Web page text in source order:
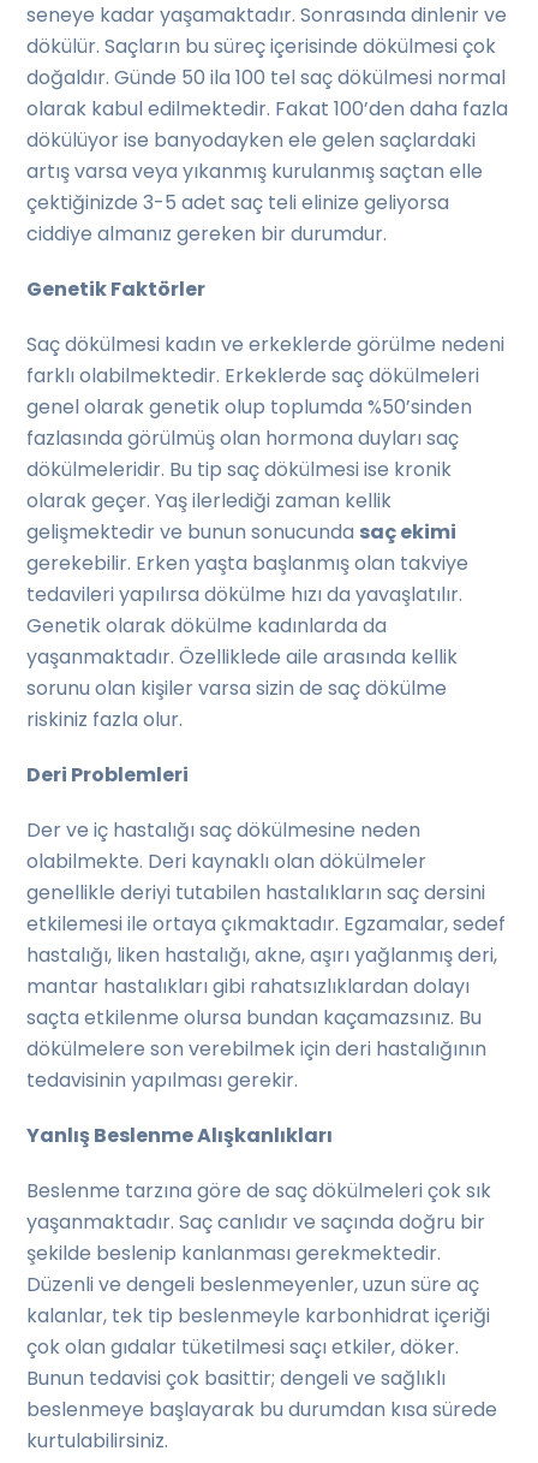
seneye kadar yaşamaktadır. Sonrasında dinlenir ve
dökülür. Saçların bu süreç içerisinde dökülmesi çok
doğaldır. Günde 50 ila 100 tel saç dökülmesi normal
olarak kabul edilmektedir. Fakat 100’den daha fazla
dökülüyor ise banyodayken ele gelen saçlardaki
artış varsa veya yıkanmış kurulanmış saçtan elle
çektiğinizde 3-5 adet saç teli elinize geliyorsa
ciddiye almanız gereken bir durumdur.
Genetik Faktörler
Saç dökülmesi kadın ve erkeklerde görülme nedeni
farklı olabilmektedir. Erkeklerde saç dökülmeleri
genel olarak genetik olup toplumda %50’sinden
fazlasında görülmüş olan hormona duyları saç
dökülmeleridir. Bu tip saç dökülmesi ise kronik
olarak geçer. Yaş ilerlediği zaman kellik
gelişmektedir ve bunun sonucunda saç ekimi
gerekebilir. Erken yaşta başlanmış olan takviye
tedavileri yapılırsa dökülme hızı da yavaşlatılır.
Genetik olarak dökülme kadınlarda da
yaşanmaktadır. Özelliklede aile arasında kellik
sorunu olan kişiler varsa sizin de saç dökülme
riskiniz fazla olur.
Deri Problemleri
Der ve iç hastalığı saç dökülmesine neden
olabilmekte. Deri kaynaklı olan dökülmeler
genellikle deriyi tutabilen hastalıkların saç dersini
etkilemesi ile ortaya çıkmaktadır. Egzamalar, sedef
hastalığı, liken hastalığı, akne, aşırı yağlanmış deri,
mantar hastalıkları gibi rahatsızlıklardan dolayı
saçta etkilenme olursa bundan kaçamazsınız. Bu
dökülmelere son verebilmek için deri hastalığının
tedavisinin yapılması gerekir.
Yanlış Beslenme Alışkanlıkları
Beslenme tarzına göre de saç dökülmeleri çok sık
yaşanmaktadır. Saç canlıdır ve saçında doğru bir
şekilde beslenip kanlanması gerekmektedir.
Düzenli ve dengeli beslenmeyenler, uzun süre aç
kalanlar, tek tip beslenmeyle karbonhidrat içeriği
çok olan gıdalar tüketilmesi saçı etkiler, döker.
Bunun tedavisi çok basittir; dengeli ve sağlıklı
beslenmeye başlayarak bu durumdan kısa sürede
kurtulabilirsiniz.